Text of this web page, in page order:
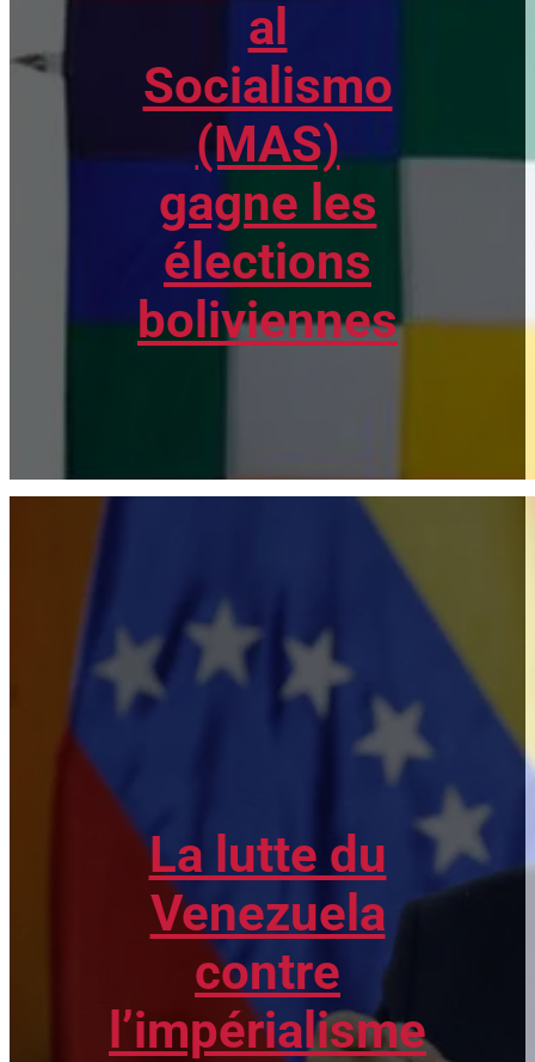
al
Socialismo
(MAS)
gagne les
élections
boliviennes
La lutte du
Venezuela
contre
l’impérialisme